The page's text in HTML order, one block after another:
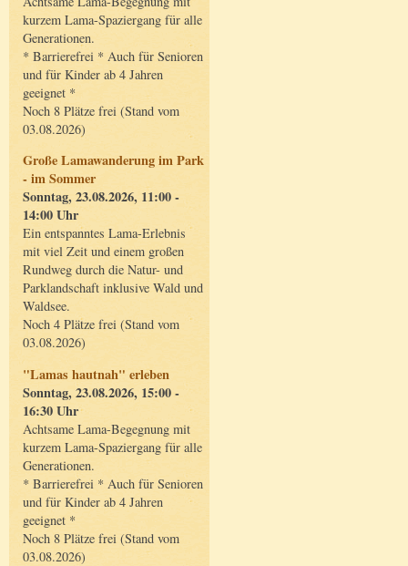
kurzem Lama-Spaziergang für alle
Generationen.
* Barrierefrei * Auch für Senioren
und für Kinder ab 4 Jahren
geeignet *
Noch 8 Plätze frei (Stand vom
03.08.2026)
Große Lamawanderung im Park
- im Sommer
Sonntag, 23.08.2026, 11:00 -
14:00 Uhr
Ein entspanntes Lama-Erlebnis
mit viel Zeit und einem großen
Rundweg durch die Natur- und
Parklandschaft inklusive Wald und
Waldsee.
Noch 4 Plätze frei (Stand vom
03.08.2026)
"Lamas hautnah" erleben
Sonntag, 23.08.2026, 15:00 -
16:30 Uhr
Achtsame Lama-Begegnung mit
kurzem Lama-Spaziergang für alle
Generationen.
* Barrierefrei * Auch für Senioren
und für Kinder ab 4 Jahren
geeignet *
Noch 8 Plätze frei (Stand vom
03.08.2026)